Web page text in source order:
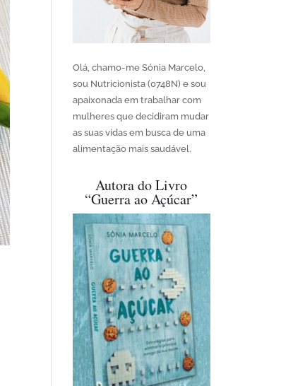
Olá, chamo-me Sónia Marcelo,
sou Nutricionista (0748N) e sou
apaixonada em trabalhar com
mulheres que decidiram mudar
as suas vidas em busca de uma
alimentação mais saudável.
Autora do Livro
“Guerra ao Açúcar”